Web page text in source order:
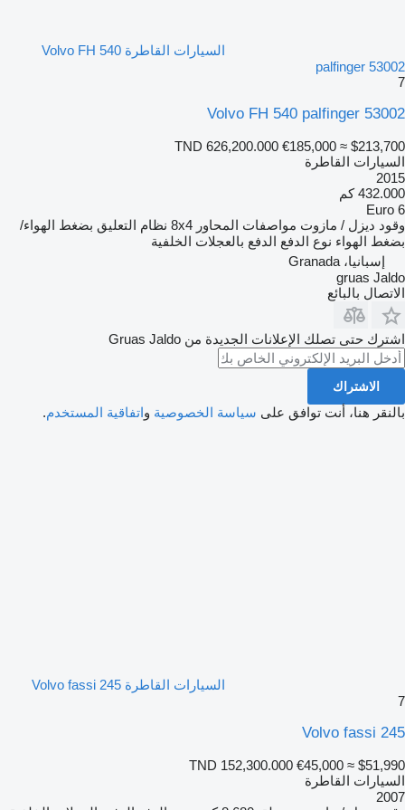
السيارات القاطرة Volvo FH 540
palfinger 53002
7
Volvo FH 540 palfinger 53002
TND 626,200.000 €185,000 ≈ $213,700
السيارات القاطرة
2015
432.000 كم
Euro 6
وقود ديزل / مازوت مواصفات المحاور 8x4 نظام التعليق بضغط الهواء/
بضغط الهواء نوع الدفع الدفع بالعجلات الخلفية
إسبانيا، Granada
gruas Jaldo
الاتصال بالبائع
اشترك حتى تصلك الإعلانات الجديدة من Gruas Jaldo
الاشتراك
بالنقر هنا، أنت توافق على سياسة الخصوصية واتفاقية المستخدم.
السيارات القاطرة Volvo fassi 245
7
Volvo fassi 245
TND 152,300.000 €45,000 ≈ $51,990
السيارات القاطرة
2007